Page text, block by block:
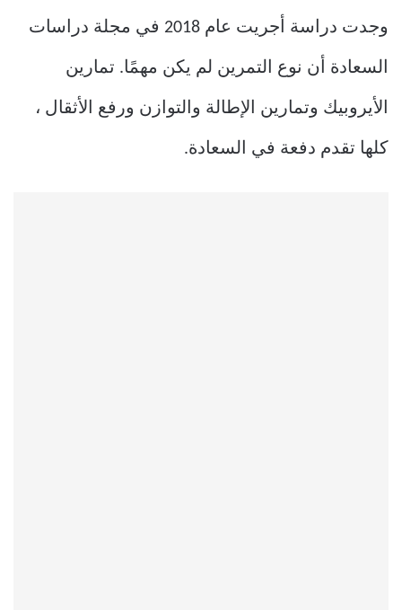
وجدت دراسة أجريت عام 2018 في مجلة دراسات
السعادة أن نوع التمرين لم يكن مهمًا. تمارين
الأيروبيك وتمارين الإطالة والتوازن ورفع الأثقال ،
كلها تقدم دفعة في السعادة.